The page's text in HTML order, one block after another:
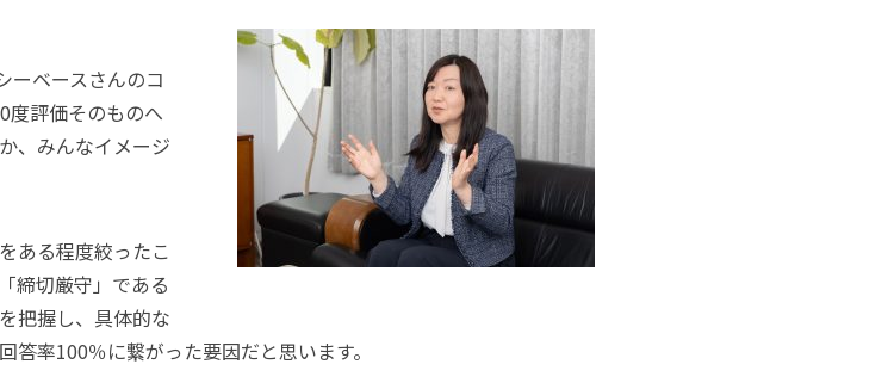
ーベースさんのコ
度評価そのものへ
、みんなイメージ
ある程度絞ったこ
締切厳守」である
把握し、具体的な
率100％に繋がった要因だと思います。